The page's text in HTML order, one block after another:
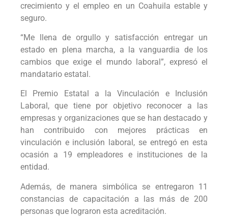
crecimiento y el empleo en un Coahuila estable y
seguro.
“Me llena de orgullo y satisfacción entregar un
estado en plena marcha, a la vanguardia de los
cambios que exige el mundo laboral”, expresó el
mandatario estatal.
El Premio Estatal a la Vinculación e Inclusión
Laboral, que tiene por objetivo reconocer a las
empresas y organizaciones que se han destacado y
han contribuido con mejores prácticas en
vinculación e inclusión laboral, se entregó en esta
ocasión a 19 empleadores e instituciones de la
entidad.
Además, de manera simbólica se entregaron 11
constancias de capacitación a las más de 200
personas que lograron esta acreditación.